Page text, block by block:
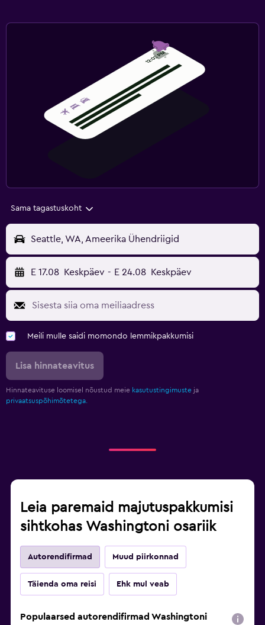
Sama tagastuskoht
Seattle, WA, Ameerika Ühendriigid
E 17.08 Keskpäev - E 24.08 Keskpäev
Meili mulle saidi momondo lemmikpakkumisi
Lisa hinnateavitus
Hinnateavituse loomisel nõustud meie kasutustingimuste ja
privaatsuspõhimõtetega.
Leia paremaid majutuspakkumisi
sihtkohas Washingtoni osariik
Autorendifirmad Muud piirkonnad
Täienda oma reisi Ehk mul veab
Populaarsed autorendifirmad Washingtoni